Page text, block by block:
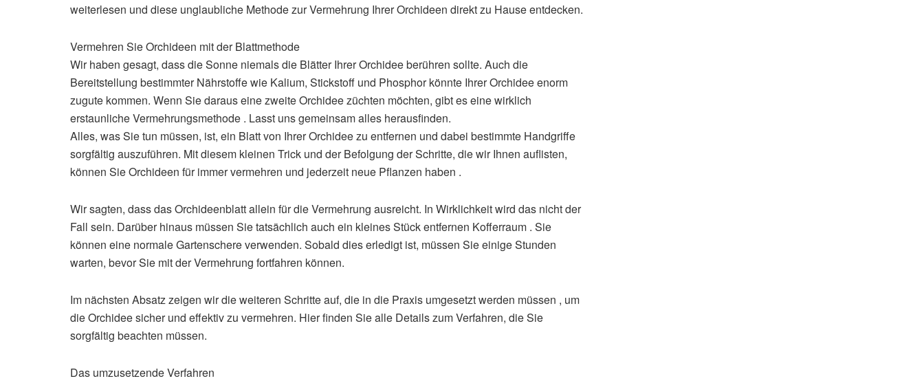
weiterlesen und diese unglaubliche Methode zur Vermehrung Ihrer Orchideen direkt zu Hause entdecken.
Vermehren Sie Orchideen mit der Blattmethode
Wir haben gesagt, dass die Sonne niemals die Blätter Ihrer Orchidee berühren sollte. Auch die
Bereitstellung bestimmter Nährstoffe wie Kalium, Stickstoff und Phosphor könnte Ihrer Orchidee enorm
zugute kommen. Wenn Sie daraus eine zweite Orchidee züchten möchten, gibt es eine wirklich
erstaunliche Vermehrungsmethode . Lasst uns gemeinsam alles herausfinden.
Alles, was Sie tun müssen, ist, ein Blatt von Ihrer Orchidee zu entfernen und dabei bestimmte Handgriffe
sorgfältig auszuführen. Mit diesem kleinen Trick und der Befolgung der Schritte, die wir Ihnen auflisten,
können Sie Orchideen für immer vermehren und jederzeit neue Pflanzen haben .
Wir sagten, dass das Orchideenblatt allein für die Vermehrung ausreicht. In Wirklichkeit wird das nicht der
Fall sein. Darüber hinaus müssen Sie tatsächlich auch ein kleines Stück entfernen Kofferraum . Sie
können eine normale Gartenschere verwenden. Sobald dies erledigt ist, müssen Sie einige Stunden
warten, bevor Sie mit der Vermehrung fortfahren können.
Im nächsten Absatz zeigen wir die weiteren Schritte auf, die in die Praxis umgesetzt werden müssen , um
die Orchidee sicher und effektiv zu vermehren. Hier finden Sie alle Details zum Verfahren, die Sie
sorgfältig beachten müssen.
Das umzusetzende Verfahren